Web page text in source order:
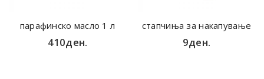
парафинско масло 1 л
410ден.
стапчиња за накапување
9ден.